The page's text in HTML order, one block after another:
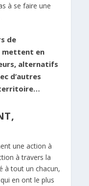
à se faire une
de
mettent en
alternatifs
d’autres
une action à
à travers la
à tout un chacun,
en ont le plus